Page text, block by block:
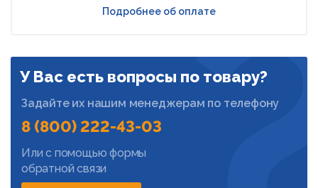
Подробнее об оплате
У Вас есть вопросы по товару?
Задайте их нашим менеджерам по телефону
8 (800) 222-43-03
Или с помощью формы
обратной связи